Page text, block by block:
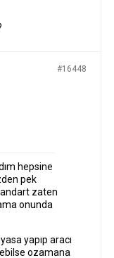
#16448
hepsine
pek
zaten
onunda
yapıp aracı
ozamana